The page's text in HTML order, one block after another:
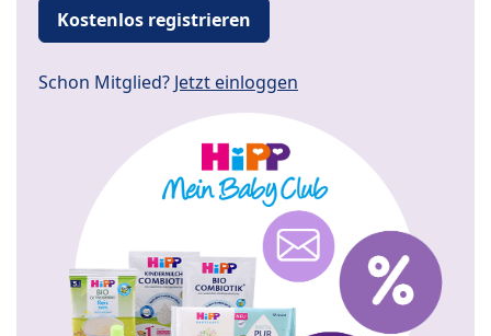
Kostenlos registrieren
Schon Mitglied? Jetzt einloggen